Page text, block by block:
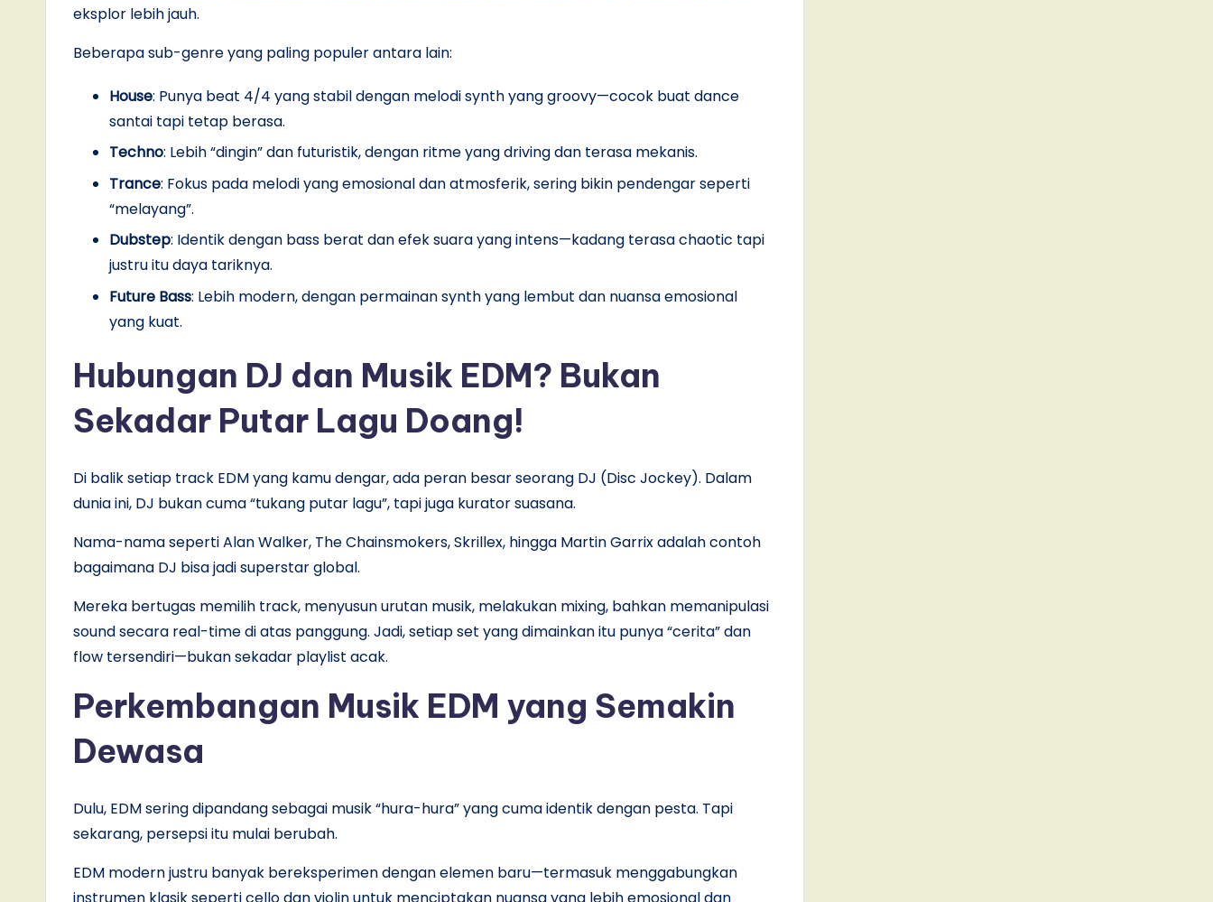
eksplor lebih jauh.
Beberapa sub-genre yang paling populer antara lain:
House: Punya beat 4/4 yang stabil dengan melodi synth yang groovy—cocok buat dance
santai tapi tetap berasa.
Techno: Lebih “dingin” dan futuristik, dengan ritme yang driving dan terasa mekanis.
Trance: Fokus pada melodi yang emosional dan atmosferik, sering bikin pendengar seperti
“melayang”.
Dubstep: Identik dengan bass berat dan efek suara yang intens—kadang terasa chaotic tapi
justru itu daya tariknya.
Future Bass: Lebih modern, dengan permainan synth yang lembut dan nuansa emosional
yang kuat.
Hubungan DJ dan Musik EDM? Bukan
Sekadar Putar Lagu Doang!
Di balik setiap track EDM yang kamu dengar, ada peran besar seorang DJ (Disc Jockey). Dalam
dunia ini, DJ bukan cuma “tukang putar lagu”, tapi juga kurator suasana.
Nama-nama seperti Alan Walker, The Chainsmokers, Skrillex, hingga Martin Garrix adalah contoh
bagaimana DJ bisa jadi superstar global.
Mereka bertugas memilih track, menyusun urutan musik, melakukan mixing, bahkan memanipulasi
sound secara real-time di atas panggung. Jadi, setiap set yang dimainkan itu punya “cerita” dan
flow tersendiri—bukan sekadar playlist acak.
Perkembangan Musik EDM yang Semakin
Dewasa
Dulu, EDM sering dipandang sebagai musik “hura-hura” yang cuma identik dengan pesta. Tapi
sekarang, persepsi itu mulai berubah.
EDM modern justru banyak bereksperimen dengan elemen baru—termasuk menggabungkan
instrumen klasik seperti cello dan violin untuk menciptakan nuansa yang lebih emosional dan